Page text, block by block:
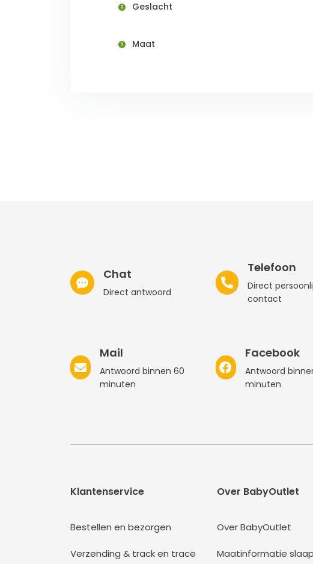
Geslacht
Maat
Chat
Direct antwoord
Telefoon
Direct
contact
Mail
Antwoord binnen 60
minuten
Facebook
Antwoord
minuten
Klantenservice
Bestellen en bezorgen
Verzending & track en trace
Over BabyOutlet
Over BabyOutlet
Maatinformatie